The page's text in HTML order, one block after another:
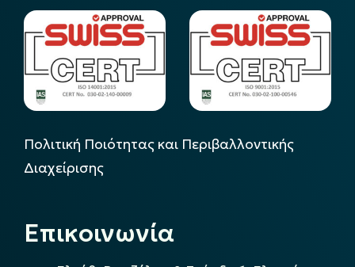
Πολιτική Ποιότητας και Περιβαλλοντικής
Διαχείρισης
Επικοινωνία